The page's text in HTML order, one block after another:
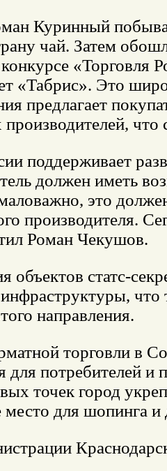
Куринный
чай. Затем
«Торговля
«Табрис». Это
предлагает
что
поддерживает
должен иметь
это
производителя.
Роман Чекушов.
объектов статс-
направления.
торговли в
потребителей и
точек город
место для шопинга